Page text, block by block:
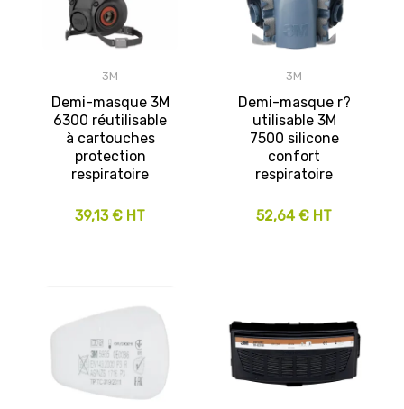
3M
Demi-masque 3M
6300 réutilisable
à cartouches
protection
respiratoire
39,13 € HT
3M
Demi-masque r?
utilisable 3M
7500 silicone
confort
respiratoire
52,64 € HT